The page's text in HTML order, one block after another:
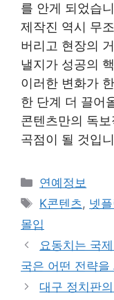
를 안게 되었습
제작진 역시 무조
버리고 현장의
낼지가 성공의
이러한 변화가
한 단계 더 끌어
콘텐츠만의 독
곡점이 될 것입
Categories
연예정보
Tags
K콘텐츠, 넷
몰입
요동치는 국
국은 어떤 전략
대구 정치판